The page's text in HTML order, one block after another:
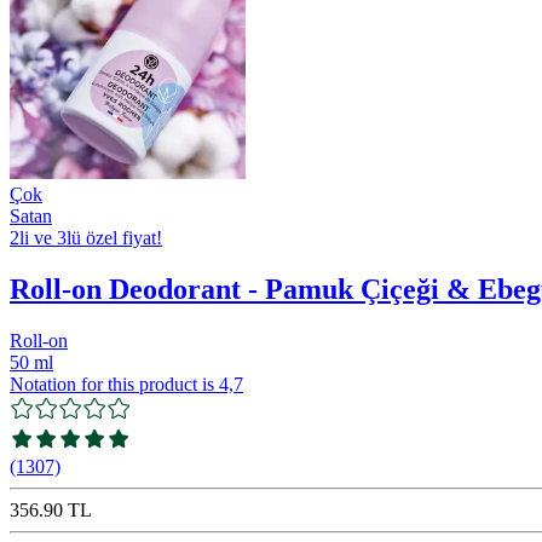
Çok
Satan
2li ve 3lü özel fiyat!
Roll-on Deodorant - Pamuk Çiçeği &
Roll-on
50 ml
Notation for this product is 4,7
(1307)
356.90 TL